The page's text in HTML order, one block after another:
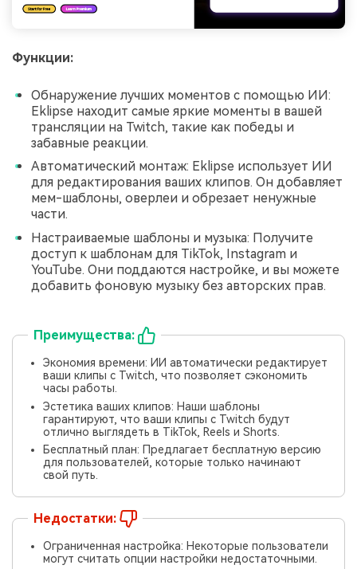
Функции:
Обнаружение лучших моментов с помощью ИИ:
Eklipse находит самые яркие моменты в вашей
трансляции на Twitch, такие как победы и
забавные реакции.
Автоматический монтаж: Eklipse использует ИИ
для редактирования ваших клипов. Он добавляет
мем-шаблоны, оверлеи и обрезает ненужные
части.
Настраиваемые шаблоны и музыка: Получите
доступ к шаблонам для TikTok, Instagram и
YouTube. Они поддаются настройке, и вы можете
добавить фоновую музыку без авторских прав.
Преимущества:
Экономия времени: ИИ автоматически редактирует
ваши клипы с Twitch, что позволяет сэкономить
часы работы.
Эстетика ваших клипов: Наши шаблоны
гарантируют, что ваши клипы с Twitch будут
отлично выглядеть в TikTok, Reels и Shorts.
Бесплатный план: Предлагает бесплатную версию
для пользователей, которые только начинают
свой путь.
Недостатки:
Ограниченная настройка: Некоторые пользователи
могут считать опции настройки недостаточными.